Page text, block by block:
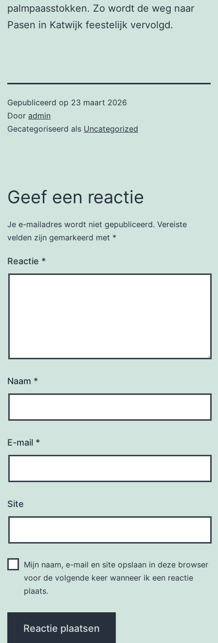
palmpaasstokken. Zo wordt de weg naar
Pasen in Katwijk feestelijk vervolgd.
Gepubliceerd op 23 maart 2026
Door admin
Gecategoriseerd als Uncategorized
Geef een reactie
Je e-mailadres wordt niet gepubliceerd. Vereiste
velden zijn gemarkeerd met *
Reactie *
Naam *
E-mail *
Site
Mijn naam, e-mail en site opslaan in deze browser
voor de volgende keer wanneer ik een reactie
plaats.